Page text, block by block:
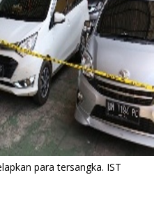
para tersangka. IST